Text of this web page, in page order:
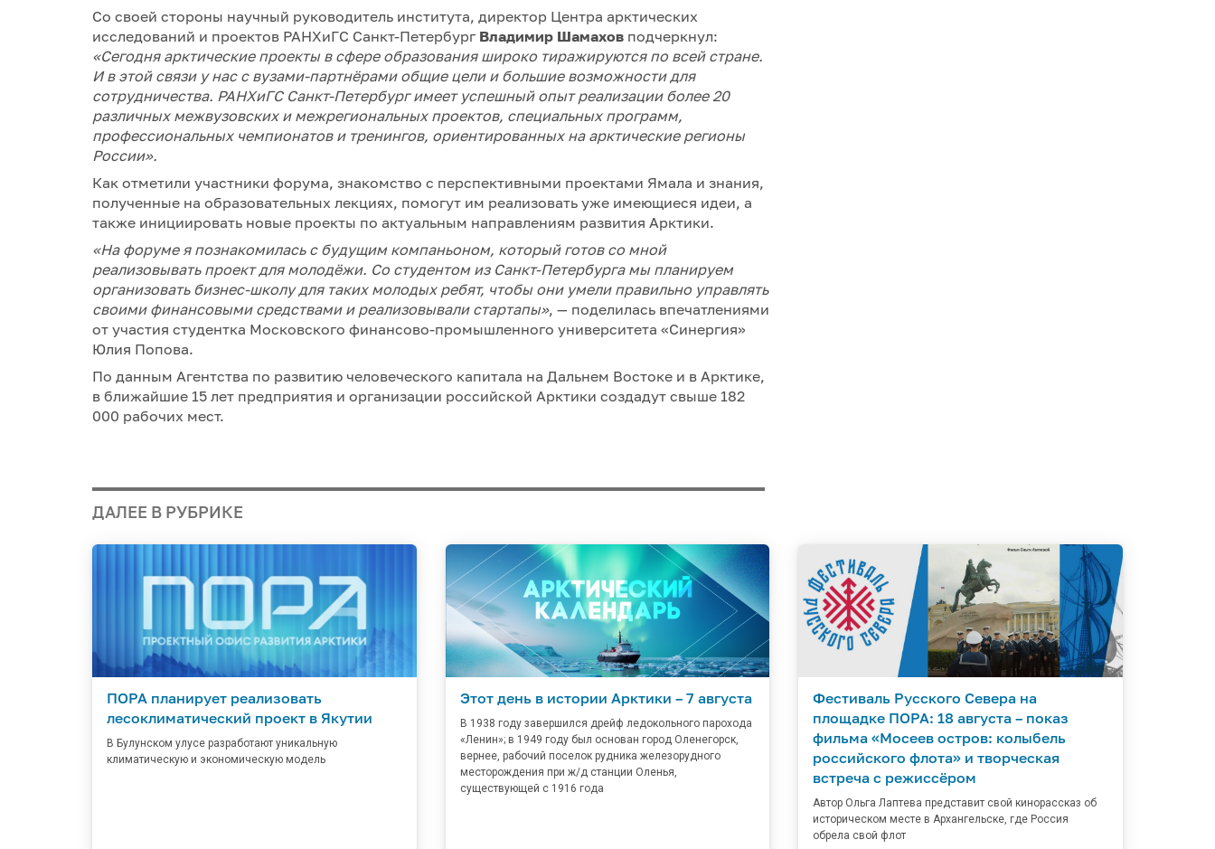
Со своей стороны научный руководитель института, директор Центра арктических
исследований и проектов РАНХиГС Санкт-Петербург Владимир Шамахов подчеркнул:
«Сегодня арктические проекты в сфере образования широко тиражируются по всей стране.
И в этой связи у нас с вузами-партнёрами общие цели и большие возможности для
сотрудничества. РАНХиГС Санкт-Петербург имеет успешный опыт реализации более 20
различных межвузовских и межрегиональных проектов, специальных программ,
профессиональных чемпионатов и тренингов, ориентированных на арктические регионы
России».
Как отметили участники форума, знакомство с перспективными проектами Ямала и знания,
полученные на образовательных лекциях, помогут им реализовать уже имеющиеся идеи, а
также инициировать новые проекты по актуальным направлениям развития Арктики.
«На форуме я познакомилась с будущим компаньоном, который готов со мной
реализовывать проект для молодёжи. Со студентом из Санкт-Петербурга мы планируем
организовать бизнес-школу для таких молодых ребят, чтобы они умели правильно управлять
своими финансовыми средствами и реализовывали стартапы», — поделилась впечатлениями
от участия студентка Московского финансово-промышленного университета «Синергия»
Юлия Попова.
По данным Агентства по развитию человеческого капитала на Дальнем Востоке и в Арктике,
в ближайшие 15 лет предприятия и организации российской Арктики создадут свыше 182
000 рабочих мест.
ДАЛЕЕ В РУБРИКЕ
ПОРА планирует реализовать
лесоклиматический проект в Якутии
В Булунском улусе разработают уникальную
климатическую и экономическую модель
Этот день в истории Арктики – 7 августа
В 1938 году завершился дрейф ледокольного парохода
«Ленин»; в 1949 году был основан город Оленегорск,
вернее, рабочий поселок рудника железорудного
месторождения при ж/д станции Оленья,
существующей с 1916 года
Фестиваль Русского Севера на
площадке ПОРА: 18 августа – показ
фильма «Мосеев остров: колыбель
российского флота» и творческая
встреча с режиссёром
Автор Ольга Лаптева представит свой кинорассказ об
историческом месте в Архангельске, где Россия
обрела свой флот